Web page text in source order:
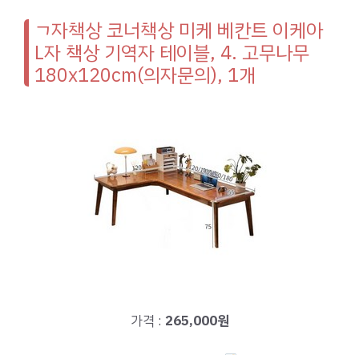
ㄱ자책상 코너책상 미케 베칸트 이케아
L자 책상 기역자 테이블, 4. 고무나무
180x120cm(의자문의), 1개
가격 : 265,000원